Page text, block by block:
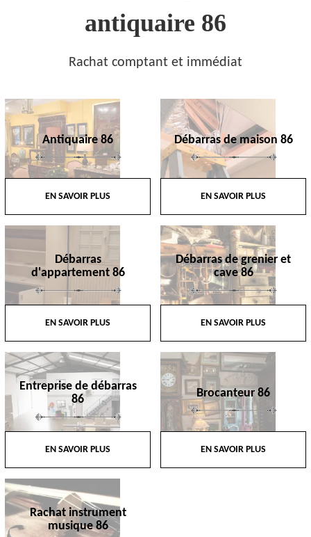
antiquaire 86
Rachat comptant et immédiat
Antiquaire 86
EN SAVOIR PLUS
Débarras de maison 86
EN SAVOIR PLUS
Débarras
d'appartement 86
EN SAVOIR PLUS
Débarras de grenier et
cave 86
EN SAVOIR PLUS
Entreprise de débarras
86
EN SAVOIR PLUS
Brocanteur 86
EN SAVOIR PLUS
Rachat instrument
musique 86